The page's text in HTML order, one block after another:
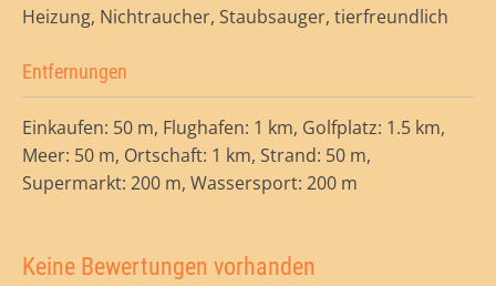
Heizung, Nichtraucher, Staubsauger, tierfreundlich
Entfernungen
Einkaufen: 50 m, Flughafen: 1 km, Golfplatz: 1.5 km,
Meer: 50 m, Ortschaft: 1 km, Strand: 50 m,
Supermarkt: 200 m, Wassersport: 200 m
Keine Bewertungen vorhanden